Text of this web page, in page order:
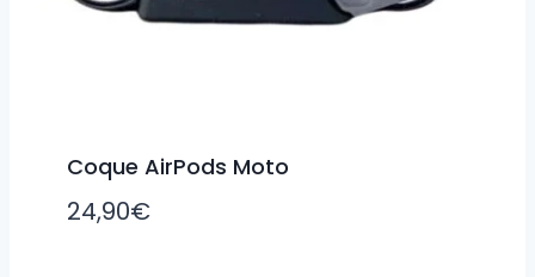
Coque AirPods Moto
24,90€